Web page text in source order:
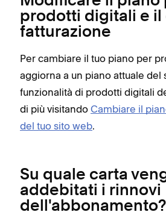
prodotti digitali e il
fatturazione
Per cambiare il tuo piano per
aggiorna a un piano attuale del
funzionalità di prodotti digitali
di più visitando Cambiare il
del tuo sito web.
Su quale carta
addebitati i rinnovi
dell'abbonamento?